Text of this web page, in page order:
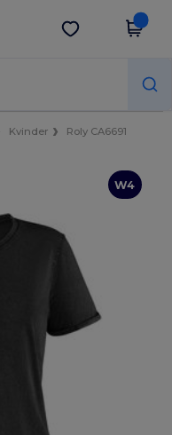
Hent app
Kvinder Roly CA6691
W4